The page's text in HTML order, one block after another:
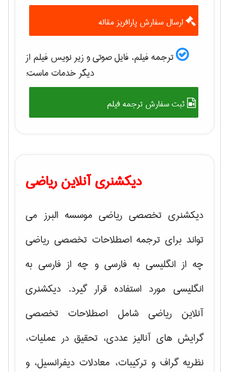
ارسال سفارش پارافریز مقاله
ترجمه فیلم، فایل صوتی و زیر نویس فیلم از
دیگر خدمات ماست:
ثبت سفارش ترجمه فیلم
دیکشنری آنلاین ریاضی
دیکشنری تخصصی ریاضی موسسه البرز می
تواند برای ترجمه اصطلاحات تخصصی ریاضی
چه از انگلیسی به فارسی و چه از فارسی به
انگلیسی مورد استفاده قرار گیرد. دیکشنری
آنلاین ریاضی شامل اصطلاحات تخصصی
گرایش های آنالیز عددی، تحقیق در عملیات،
نظریه گراف و تركیبات، معادلات دیفرانسیل، و